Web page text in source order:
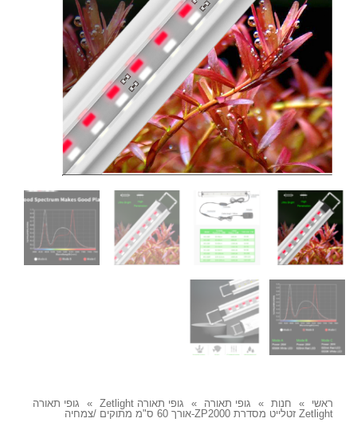
ראשי » חנות » גופי תאורה » גופי תאורה Zetlight »
גופי תאורה
Zetlight זטלייט מסדרת ZP2000-אורך 60 ס"מ מתוקים /צמחיה